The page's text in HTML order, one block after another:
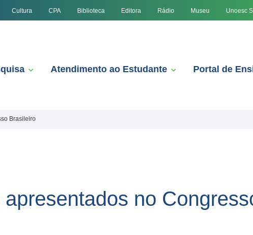
Cultura CPA Biblioteca Editora Rádio Museu Unoesc
Atendimento ao Estudante Portal de
Brasileiro
no